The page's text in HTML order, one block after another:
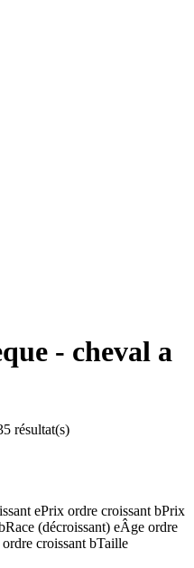
- cheval a
résultat(s)
ePrix ordre croissant bPrix
Race (décroissant) eÂge ordre
croissant bTaille